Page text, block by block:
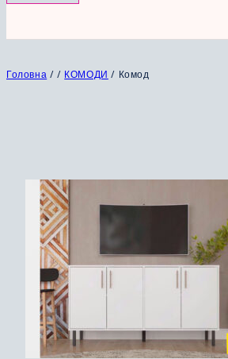
Головна / / КОМОДИ / Комод